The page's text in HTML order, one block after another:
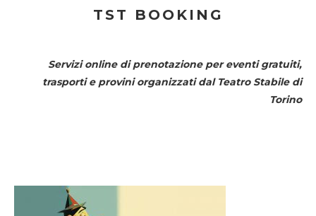
TST BOOKING
Servizi online di prenotazione per eventi gratuiti,
trasporti e provini organizzati dal Teatro Stabile di
Torino